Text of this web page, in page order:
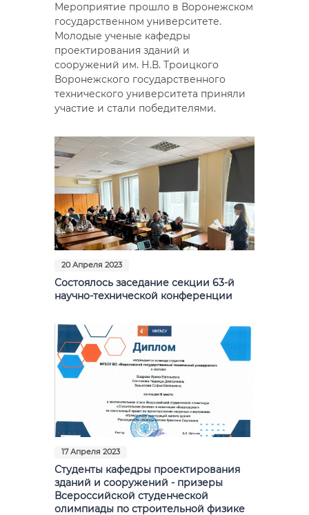
Мероприятие прошло в Воронежском
государственном университете.
Молодые ученые кафедры
проектирования зданий и
сооружений им. Н.В. Троицкого
Воронежского государственного
технического университета приняли
участие и стали победителями.
20 Апреля 2023
Состоялось заседание секции 63-й
научно-технической конференции
17 Апреля 2023
Студенты кафедры проектирования
зданий и сооружений - призеры
Всероссийской студенческой
олимпиады по строительной физике